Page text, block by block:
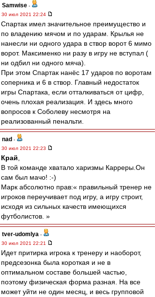
Samwise -
30 июл 2021 22:24
Спартак имел значительное преимущество и
по владению мячом и по ударам. Крылья не
нанесли ни одного удара в створ ворот 6 мимо
ворот. Максименко ни разу в игру не вступал (
ни одбил ни одного мяча).
При этом Спартак нанёс 17 ударов по воротам
соперника и 6 в створ. Главный недостаток
игры Спартака, если отталкиваться от цифр,
очень плохая реализация. И здесь много
вопросов к Соболеву несмотря на
реализованный пенальти.
nad -
30 июл 2021 22:23
Край
В той команде хватало харизмы Карреры.Он
сам был мачо! :-)
Марк абсолютно прав:« правильный тренер не
игроков переучивает под игру, а игру строит,
исходя из сильных качеств имеющихся
футболистов. »
tver-udomlya -
30 июл 2021 22:21
Идет притирка игрока к тренеру и наоборот,
предсезонка была короткая и не в
оптимальном составе большей частью,
поэтому физическая форма разная. На все
может уйти не один месяц, и весь групповой